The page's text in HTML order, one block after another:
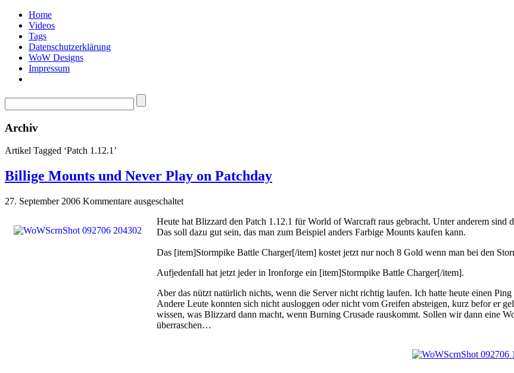
Home
Videos
Tags
Datenschutzerklärung
WoW Designs
Impressum
Archiv
Artikel Tagged ‘Patch 1.12.1’
Billige Mounts und Never Play on Patchday
27. September 2006 Kommentare ausgeschaltet
Heute hat Blizzard den Patch 1.12.1 für World of Warcraft raus gebracht. Unter anderem
Das soll dazu gut sein, das man zum Beispiel anders Farbige Mounts kaufen kann.
Das [item]Stormpike Battle Charger[/item] kostet jetzt nur noch 8 Gold wenn man bei den
Aufjedenfall hat jetzt jeder in Ironforge ein [item]Stormpike Battle Charger[/item].
Aber das nützt natürlich nichts, wenn die Server nicht richtig laufen. Ich hatte heute einen
Andere Leute konnten sich nicht ausloggen oder nicht vom Greifen absteigen, kurz befor er
wissen, was Blizzard dann macht, wenn Burning Crusade rauskommt. Sollen wir dann eine
überraschen…